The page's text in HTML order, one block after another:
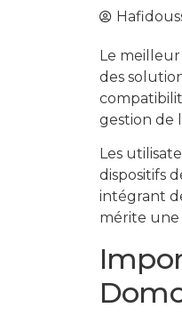
Le
des
gestion de
Les
dispositifs
intégrant
mérite